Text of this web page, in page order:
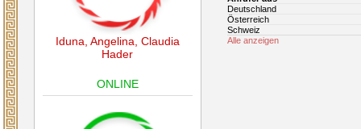
Iduna Angelina Claudia
Hader
ONLINE
Deutschland
Österreich
Schweiz
Alle anzeigen